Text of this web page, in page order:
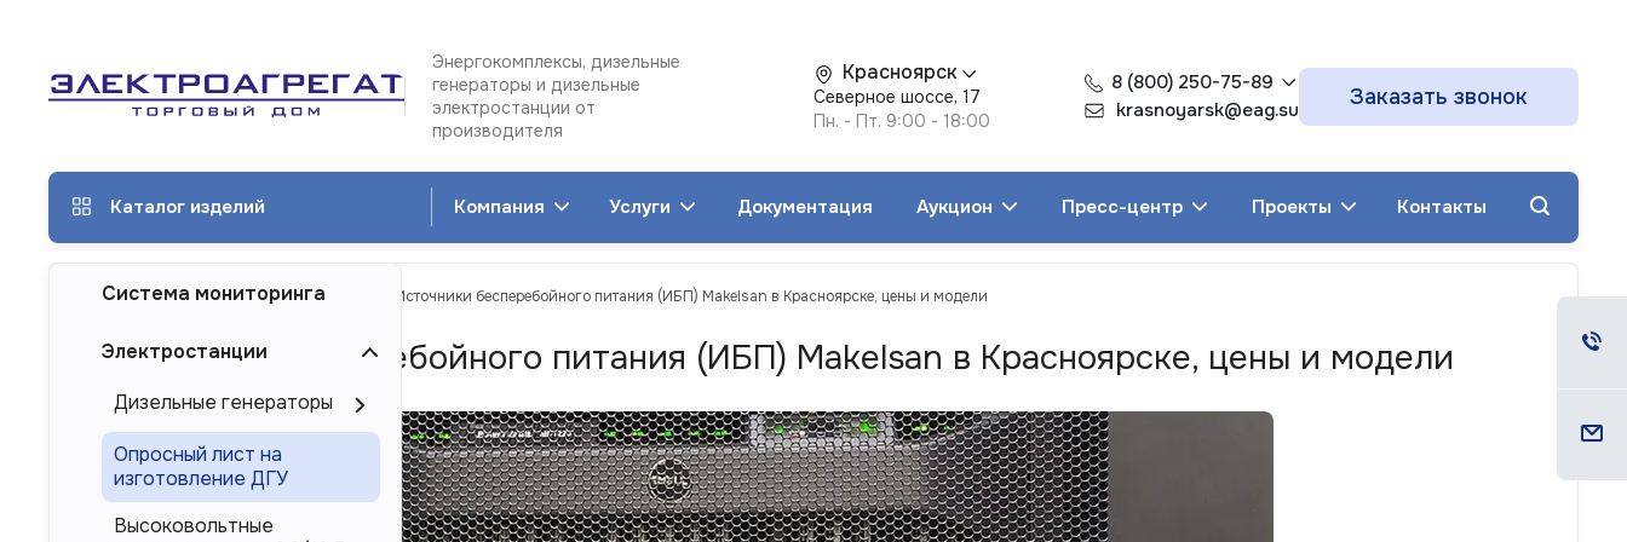
Энергокомплексы, дизельные
генераторы и дизельные
электростанции от
производителя
Красноярск
Северное шоссе, 17
Пн. - Пт. 9:00 - 18:00
8 (800) 250-75-89
krasnoyarsk@eag.su
Заказать звонок
Каталог изделий Компания Услуги Документация Аукцион Пресс-центр Проекты Контакты
ТД Электроагрегат Каталог изделий Источники бесперебойного питания (ИБП) Makelsan в Красноярске, цены и модели
Источники бесперебойного питания (ИБП) Makelsan в Красноярске, цены и модели
Система мониторинга
Электростанции
Дизельные генераторы
Опросный лист на
изготовление ДГУ
Высоковольтные